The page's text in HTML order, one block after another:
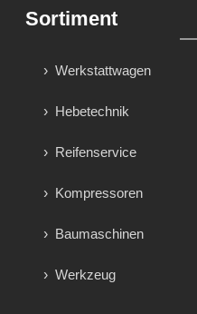
Sortiment
Werkstattwagen
Hebetechnik
Reifenservice
Kompressoren
Baumaschinen
Werkzeug